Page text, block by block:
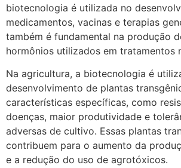
biotecnologia é utilizada no
medicamentos, vacinas e terapias
também é fundamental na produção
hormônios utilizados em tratamentos
Na agricultura, a biotecnologia é
desenvolvimento de plantas
características específicas, como
doenças, maior produtividade e
adversas de cultivo. Essas plantas
contribuem para o aumento da
e a redução do uso de agrotóxicos.